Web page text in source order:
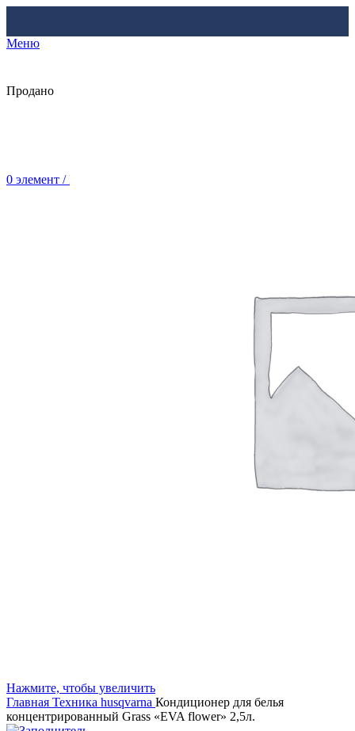
Меню
0 элемент / Br
Продано
Нажмите, чтобы увеличить
Главная Техника husqvarna Кондиционер для белья
концентрированный Grass «EVA flower» 2,5л.